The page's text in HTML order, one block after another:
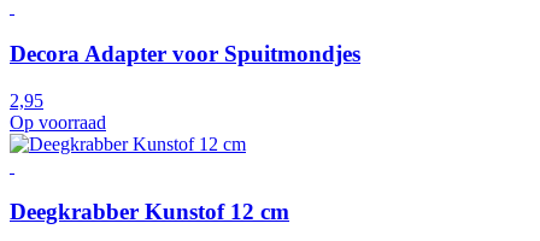
Decora Adapter voor Spuitmondjes
2,95
Op voorraad
Deegkrabber Kunstof 12 cm